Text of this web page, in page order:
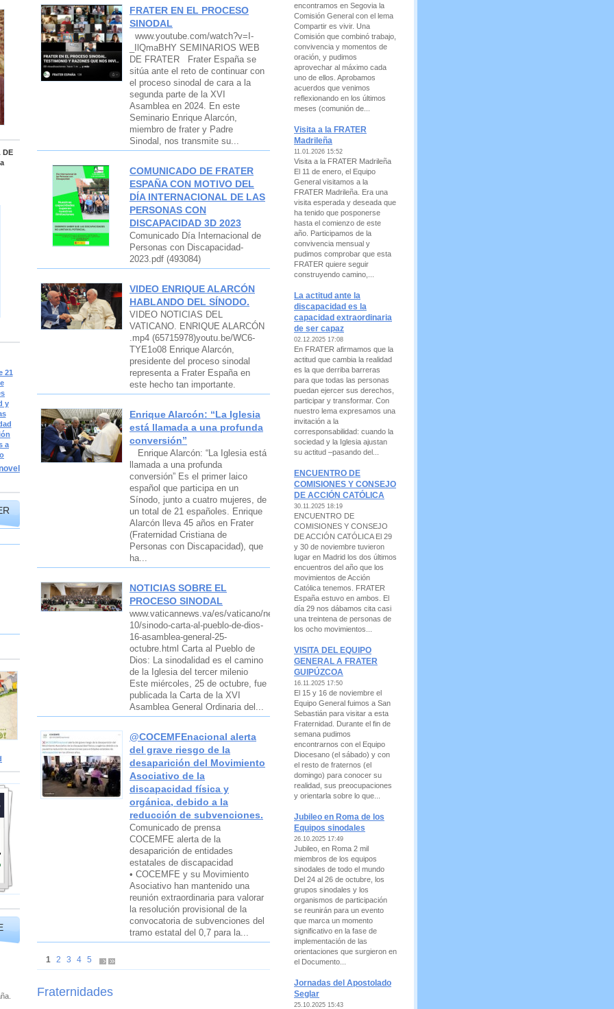
FRATER EN EL PROCESO
SINODAL
www.youtube.com/watch?v=I-
_IlQmaBHY SEMINARIOS WEB
DE FRATER Frater España se
sitúa ante el reto de continuar con
el proceso sinodal de cara a la
segunda parte de la XVI
Asamblea en 2024. En este
Seminario Enrique Alarcón,
miembro de frater y Padre
Sinodal, nos transmite su...
COMUNICADO DE FRATER
ESPAÑA CON MOTIVO DEL
DÍA INTERNACIONAL DE LAS
PERSONAS CON
DISCAPACIDAD 3D 2023
Comunicado Día Internacional de
Personas con Discapacidad-
2023.pdf (493084)
VIDEO ENRIQUE ALARCÓN
HABLANDO DEL SÍNODO.
VIDEO NOTICIAS DEL
VATICANO. ENRIQUE ALARCÓN
.mp4 (65715978)youtu.be/WC6-
TYE1o08 Enrique Alarcón,
presidente del proceso sinodal
representa a Frater España en
este hecho tan importante.
Enrique Alarcón: “La Iglesia
está llamada a una profunda
conversión”
Enrique Alarcón: “La Iglesia está
llamada a una profunda
conversión” Es el primer laico
español que participa en un
Sínodo, junto a cuatro mujeres, de
un total de 21 españoles. Enrique
Alarcón lleva 45 años en Frater
(Fraternidad Cristiana de
Personas con Discapacidad), que
ha...
NOTICIAS SOBRE EL
PROCESO SINODAL
www.vaticannews.va/es/vaticano/news/2023-
10/sinodo-carta-al-pueblo-de-dios-
16-asamblea-general-25-
octubre.html Carta al Pueblo de
Dios: La sinodalidad es el camino
de la Iglesia del tercer milenio
Este miércoles, 25 de octubre, fue
publicada la Carta de la XVI
Asamblea General Ordinaria del...
@COCEMFEnacional alerta
del grave riesgo de la
desaparición del Movimiento
Asociativo de la
discapacidad física y
orgánica, debido a la
reducción de subvenciones.
Comunicado de prensa
COCEMFE alerta de la
desaparición de entidades
estatales de discapacidad
• COCEMFE y su Movimiento
Asociativo han mantenido una
reunión extraordinaria para valorar
la resolución provisional de la
convocatoria de subvenciones del
tramo estatal del 0,7 para la...
1 2 3 4 5
Fraternidades
encontramos en Segovia la
Comisión General con el lema
Compartir es vivir. Una
Comisión que combinó trabajo,
convivencia y momentos de
oración, y pudimos
aprovechar al máximo cada
uno de ellos. Aprobamos
acuerdos que venimos
reflexionando en los últimos
meses (comunión de...
Visita a la FRATER
Madrileña
11.01.2026 15:52
Visita a la FRATER Madrileña
El 11 de enero, el Equipo
General visitamos a la
FRATER Madrileña. Era una
visita esperada y deseada que
ha tenido que posponerse
hasta el comienzo de este
año. Participamos de la
convivencia mensual y
pudimos comprobar que esta
FRATER quiere seguir
construyendo camino,...
La actitud ante la
discapacidad es la
capacidad extraordinaria
de ser capaz
02.12.2025 17:08
En FRATER afirmamos que la
actitud que cambia la realidad
es la que derriba barreras
para que todas las personas
puedan ejercer sus derechos,
participar y transformar. Con
nuestro lema expresamos una
invitación a la
corresponsabilidad: cuando la
sociedad y la Iglesia ajustan
su actitud –pasando del...
ENCUENTRO DE
COMISIONES Y CONSEJO
DE ACCIÓN CATÓLICA
30.11.2025 18:19
ENCUENTRO DE
COMISIONES Y CONSEJO
DE ACCIÓN CATÓLICA El 29
y 30 de noviembre tuvieron
lugar en Madrid los dos últimos
encuentros del año que los
movimientos de Acción
Católica tenemos. FRATER
España estuvo en ambos. El
día 29 nos dábamos cita casi
una treintena de personas de
los ocho movimientos...
VISITA DEL EQUIPO
GENERAL A FRATER
GUIPÚZCOA
16.11.2025 17:50
El 15 y 16 de noviembre el
Equipo General fuimos a San
Sebastián para visitar a esta
Fraternidad. Durante el fin de
semana pudimos
encontrarnos con el Equipo
Diocesano (el sábado) y con
el resto de fraternos (el
domingo) para conocer su
realidad, sus preocupaciones
y orientarla sobre lo que...
Jubileo en Roma de los
Equipos sinodales
26.10.2025 17:49
Jubileo, en Roma 2 mil
miembros de los equipos
sinodales de todo el mundo
Del 24 al 26 de octubre, los
grupos sinodales y los
organismos de participación
se reunirán para un evento
que marca un momento
significativo en la fase de
implementación de las
orientaciones que surgieron en
el Documento...
Jornadas del Apostolado
Seglar
25.10.2025 15:43
DE
21
y
a
file/10ds8-